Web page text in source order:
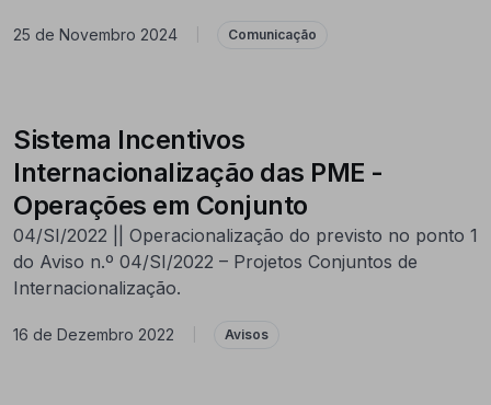
25 de Novembro 2024 Comunicação
Sistema Incentivos
Internacionalização das PME -
Operações em Conjunto
04/SI/2022 || Operacionalização do previsto no ponto 1
do Aviso n.º 04/SI/2022 – Projetos Conjuntos de
Internacionalização.
16 de Dezembro 2022 Avisos